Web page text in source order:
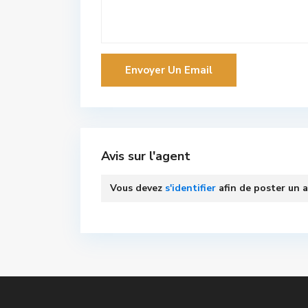
Avis sur l'agent
Vous devez s'identifier afin de poster un